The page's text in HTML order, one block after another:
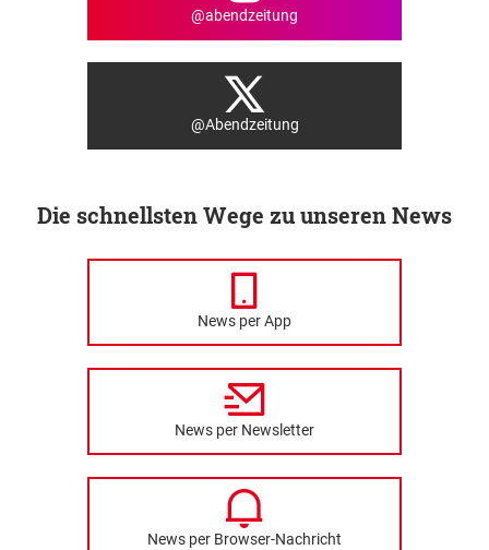
@abendzeitung
@Abendzeitung
Die schnellsten Wege zu unseren News
News per App
News per Newsletter
News per Browser-Nachricht